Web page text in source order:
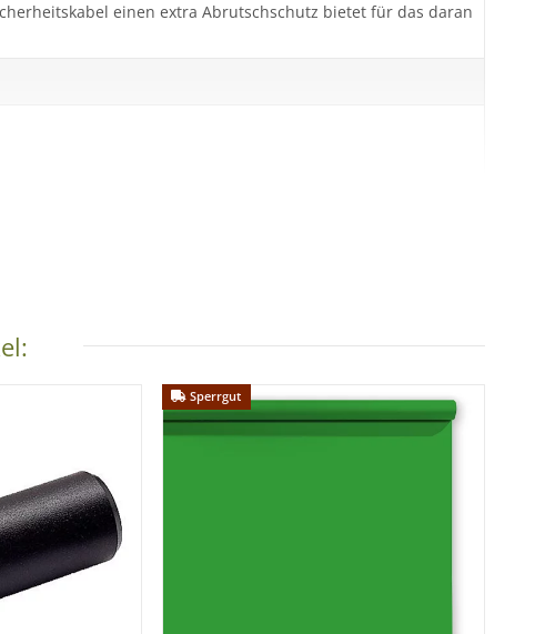
einen extra Abrutschschutz bietet für das daran
Sperrgut